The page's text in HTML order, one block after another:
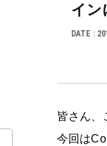
イン
DATE :
皆さん、
今回は